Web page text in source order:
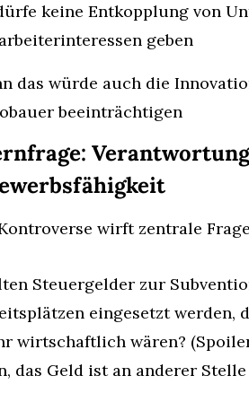
keine Entkopplung von
geben
das würde auch die
beeinträchtigen
wirft zentrale
Steuergelder zur
eingesetzt werden,
wirtschaftlich wären?
das Geld ist an anderer